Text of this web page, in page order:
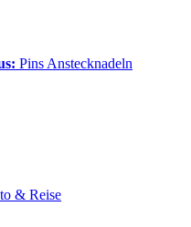
Pins Anstecknadeln
& Reise